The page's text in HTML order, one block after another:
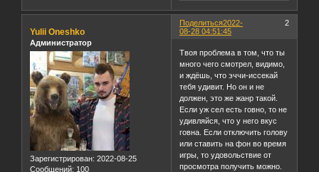
Поделиться 2
2022-
08-28 04:51:45
Yulii Oneshko
Администратор
Зарегистрирован: 2022-08-25
Сообщений: 100
Твоя проблема в том, что ты
много чего смотрел, видимо,
и ждёшь, что эччи-иссекай
тебя удивит. Но он и не
должен, это же жанр такой.
Если уж сел есть говно, то не
удивляйся, что у него вкус
говна. Если отключить голову
или ставить на фон во время
игры, то удовольствие от
просмотра получить можно.